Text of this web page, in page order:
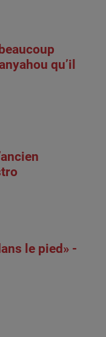
qu’il
le pied» -